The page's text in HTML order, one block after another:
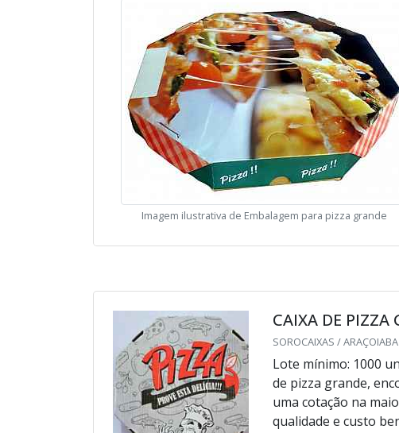
Imagem ilustrativa de Embalagem para pizza grande
CAIXA DE PIZZA
SOROCAIXAS /
Lote mínimo: 1000
de pizza grande,
uma cotação na
qualidade e custo